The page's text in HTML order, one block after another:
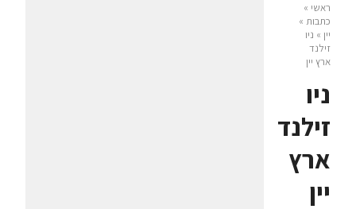
ראשי »
כתבות »
יין » ניו
זילנד
ארץ יין
ניו
זילנד
ארץ
יין